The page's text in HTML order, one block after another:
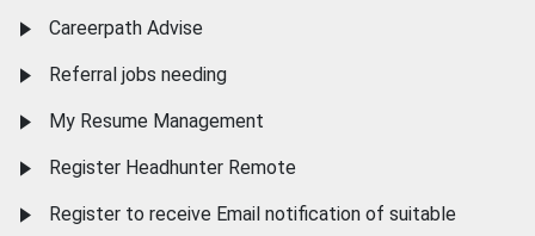
Careerpath Advise
Referral jobs needing
My Resume Management
Register Headhunter Remote
Register to receive Email notification of suitable